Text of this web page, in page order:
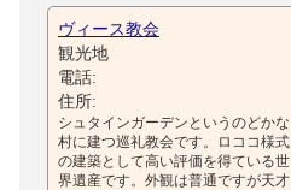
ヴィース教会
観光地
電話:
住所:
シュタインガーデンというのどかな
村に建つ巡礼教会です。ロココ様式
の建築として高い評価を得ている世
界遺産です。外観は普通ですが天才